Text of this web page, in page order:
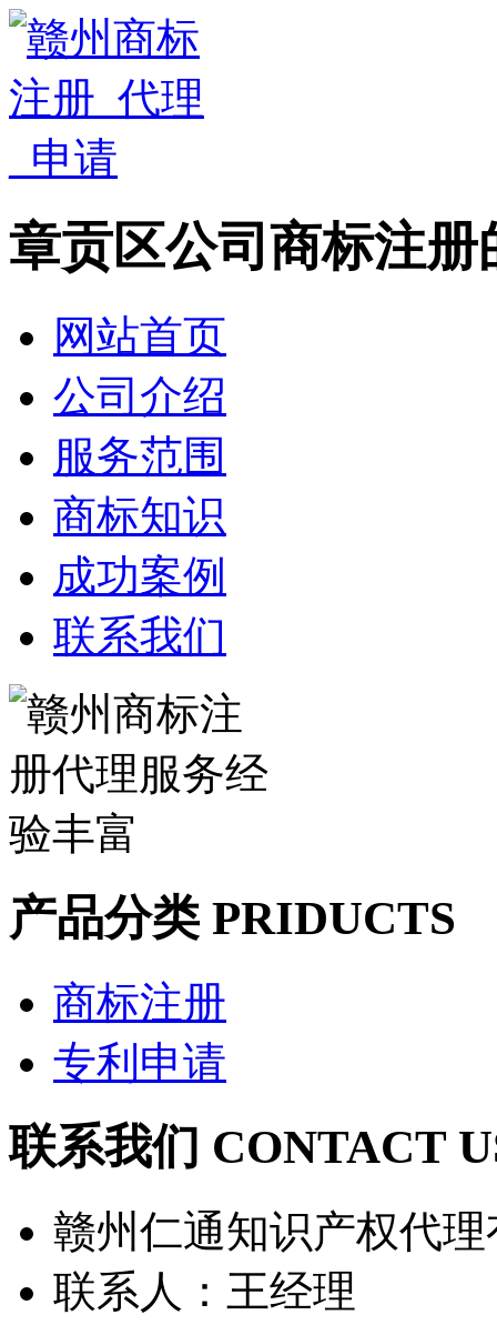
章贡区公司商标注册
网站首页
公司介绍
服务范围
商标知识
成功案例
联系我们
产品分类 PRIDUCTS
商标注册
专利申请
联系我们 CONTACT
赣州仁通知识产权代
联系人：王经理